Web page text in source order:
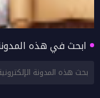
فتح باب التقديم
ابحث في هذه